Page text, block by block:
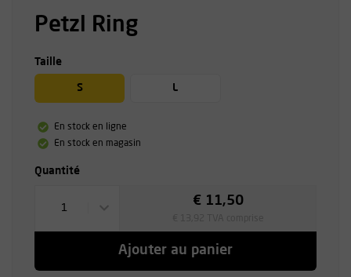
Petzl Ring
Taille
S L
En stock en ligne
En stock en magasin
Quantité
1
€ 11,50
Ajouter au panier